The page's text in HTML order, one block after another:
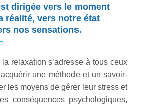
dirigée vers le moment
réalité, vers notre état
nos sensations.
relaxation s’adresse à tous ceux
une méthode et un savoir-
les moyens de gérer leur stress et
conséquences psychologiques,